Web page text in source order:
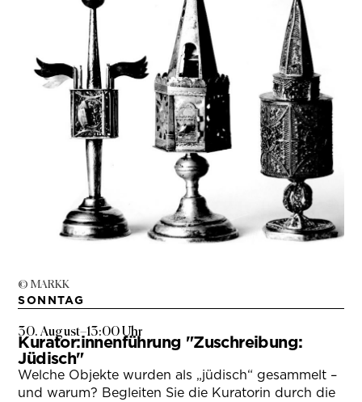
© MARKK
SONNTAG
30. August–13:00 Uhr
Kurator:innenführung "Zuschreibung:
Jüdisch"
Welche Objekte wurden als „jüdisch“ gesammelt –
und warum? Begleiten Sie die Kuratorin durch die